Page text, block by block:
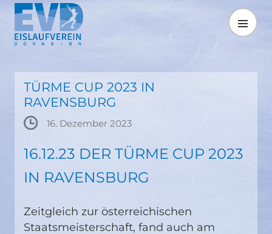
Springe
zum
Inhalt
MENÜ
TÜRME CUP 2023 IN
RAVENSBURG
16. Dezember 2023
16.12.23 DER TÜRME CUP 2023
IN RAVENSBURG
Zeitgleich zur österreichischen
Staatsmeisterschaft, fand auch am